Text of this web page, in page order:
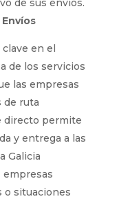
en el
de los servicios
las empresas
de ruta
directo permite
y entrega a las
Galicia
empresas
situaciones